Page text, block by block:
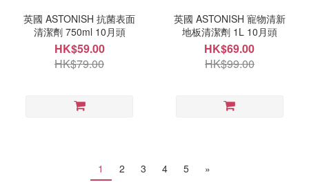
英國 ASTONISH 抗菌表面
清潔劑 750ml 10月頭
HK$59.00
HK$79.00
英國 ASTONISH 寵物清新
地板清潔劑 1L 10月頭
HK$69.00
HK$99.00
1 2 3 4 5 »